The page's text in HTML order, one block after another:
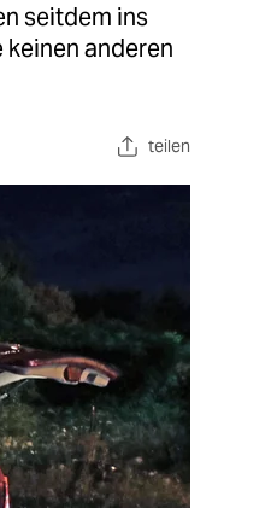
seitdem ins
anderen
teilen